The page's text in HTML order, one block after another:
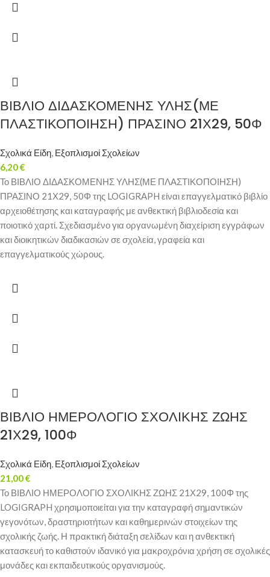
ΒΙΒΛΙΟ ΔΙΔΑΣΚΟΜΕΝΗΣ ΥΛΗΣ(ΜΕ
ΠΛΑΣΤΙΚΟΠΟΙΗΣΗ) ΠΡΑΣΙΝΟ 21Χ29, 50Φ
Σχολικά Είδη, Εξοπλισμοί Σχολείων
6,20€
Το ΒΙΒΛΙΟ ΔΙΔΑΣΚΟΜΕΝΗΣ ΥΛΗΣ(ΜΕ ΠΛΑΣΤΙΚΟΠΟΙΗΣΗ)
ΠΡΑΣΙΝΟ 21Χ29, 50Φ της LOGIGRAPH είναι επαγγελματικό βιβλίο
αρχειοθέτησης και καταγραφής με ανθεκτική βιβλιοδεσία και
ποιοτικό χαρτί. Σχεδιασμένο για οργανωμένη διαχείριση εγγράφων
και διοικητικών διαδικασιών σε σχολεία, γραφεία και
επαγγελματικούς χώρους.
ΒΙΒΛΙΟ ΗΜΕΡΟΛΟΓΙΟ ΣΧΟΛΙΚΗΣ ΖΩΗΣ
21Χ29, 100Φ
Σχολικά Είδη, Εξοπλισμοί Σχολείων
21,00€
Το ΒΙΒΛΙΟ ΗΜΕΡΟΛΟΓΙΟ ΣΧΟΛΙΚΗΣ ΖΩΗΣ 21Χ29, 100Φ της
LOGIGRAPH χρησιμοποιείται για την καταγραφή σημαντικών
γεγονότων, δραστηριοτήτων και καθημερινών στοιχείων της
σχολικής ζωής. Η πρακτική διάταξη σελίδων και η ανθεκτική
κατασκευή το καθιστούν ιδανικό για μακροχρόνια χρήση σε σχολικές
μονάδες και εκπαιδευτικούς οργανισμούς.